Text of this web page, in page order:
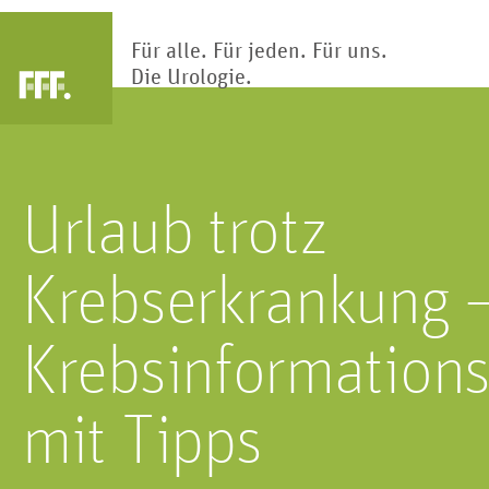
Für alle. Für jeden. Für uns.
Die Urologie.
Blase
Die Blase ist Teil des Harntrakts.
Blut hunderte
Penis
Urlaub trotz
Krebserkrankung
mit Tipps